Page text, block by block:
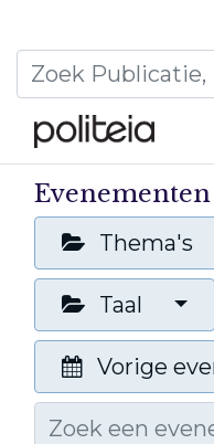
Evenementen
Thema's
Taal
Vorige